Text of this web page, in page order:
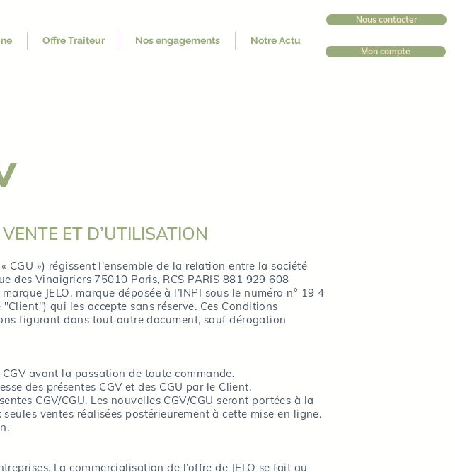
Offre Traiteur Nos engagements Notre Actu
Nous contacter
Mon compte
ET D’UTILISATION
CGU ») régissent l'ensemble de la relation entre la société
des Vinaigriers 75010 Paris, RCS PARIS 881 929 608
JELO, marque déposée à l’INPI sous le numéro n° 19 4
qui les accepte sans réserve. Ces Conditions
figurant dans tout autre document, sauf dérogation
avant la passation de toute commande.
des présentes CGV et des CGU par le Client.
CGV/CGU. Les nouvelles CGV/CGU seront portées à la
ventes réalisées postérieurement à cette mise en ligne.
La commercialisation de l’offre de JELO se fait au